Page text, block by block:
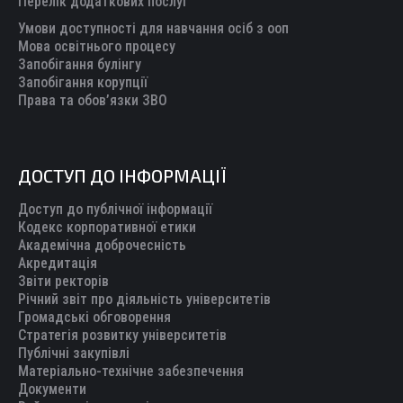
Умови доступності для навчання осіб з ооп
Мова освітнього процесу
Запобігання булінгу
Запобігання корупції
Права та обов’язки ЗВО
ДОСТУП ДО ІНФОРМАЦІЇ
Доступ до публічної інформації
Кодекс корпоративної етики
Академічна доброчесність
Акредитація
Звіти ректорів
Річний звіт про діяльність університетів
Громадські обговорення
Стратегія розвитку університетів
Публічні закупівлі
Матеріально-технічне забезпечення
Документи